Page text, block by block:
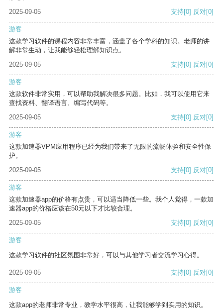
2025-09-05
支持[0] 反对[0]
游客
这款学习软件的课程内容非常丰富，涵盖了各个学科的知识。老师的讲
解非常生动，让我能够轻松理解知识点。
2025-09-05
支持[0] 反对[0]
游客
这款软件非常实用，可以帮助我解决很多问题。比如，我可以使用它来
查找资料、翻译语言、编写代码等。
2025-09-05
支持[0] 反对[0]
游客
这款加速器VPM应用程序已经为我们带来了无限的流畅体验和安全性保
护。
2025-09-05
支持[0] 反对[0]
游客
这款加速器app的价格有点贵，可以适当降低一些。我个人觉得，一款加
速器app的价格应该在50元以下才比较合理。
2025-09-05
支持[0] 反对[0]
游客
这款学习软件的社区氛围非常好，可以与其他学习者交流学习心得。
2025-09-05 支持[0] 反对[0]
游客
这款app的老师非常专业，教学水平很高，让我能够学到实用的知识。